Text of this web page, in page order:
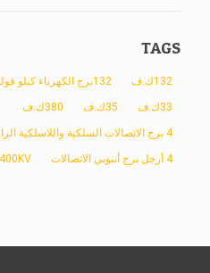
TAGS
132ك.ف 132برج الكهرباء كيلو فولت
33ك.ف 35ك.ف 380ك.ف
4 برج الاتصالات السلكية واللاسلكية الزاوي أرجل
4 أرجل برج أنبوبي الاتصالات 400KV